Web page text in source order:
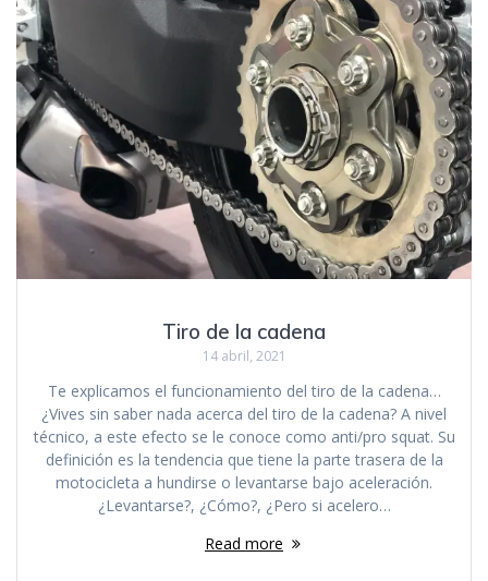
Tiro de la cadena
14 abril, 2021
Te explicamos el funcionamiento del tiro de la cadena…
¿Vives sin saber nada acerca del tiro de la cadena? A nivel
técnico, a este efecto se le conoce como anti/pro squat. Su
definición es la tendencia que tiene la parte trasera de la
motocicleta a hundirse o levantarse bajo aceleración.
¿Levantarse?, ¿Cómo?, ¿Pero si acelero…
Read more